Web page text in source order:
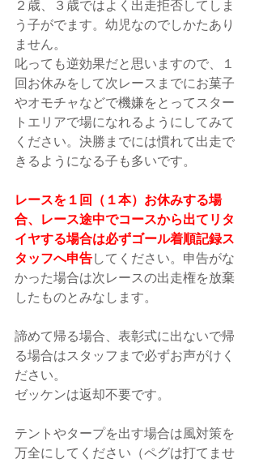
２歳、３歳ではよく出走拒否してしま
う子がでます。幼児なのでしかたあり
ません。
叱っても逆効果だと思いますので、１
回お休みをして次レースまでにお菓子
やオモチャなどで機嫌をとってスター
トエリアで場になれるようにしてみて
ください。決勝までには慣れて出走で
きるようになる子も多いです。
レースを１回（１本）お休みする場
合、レース途中でコースから出てリタ
イヤする場合は必ずゴール着順記録ス
タッフへ申告してください。申告がな
かった場合は次レースの出走権を放棄
したものとみなします。
諦めて帰る場合、表彰式に出ないで帰
る場合はスタッフまで必ずお声がけく
ださい。
ゼッケンは返却不要です。
テントやタープを出す場合は風対策を
万全にしてください（ペグは打てませ